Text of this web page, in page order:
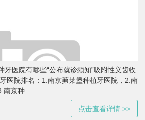
医院有哪些“公布就诊须知”吸附性义齿收
医院排名：1.南京茀莱堡种植牙医院，2.南
南京种
点击查看详情 >>